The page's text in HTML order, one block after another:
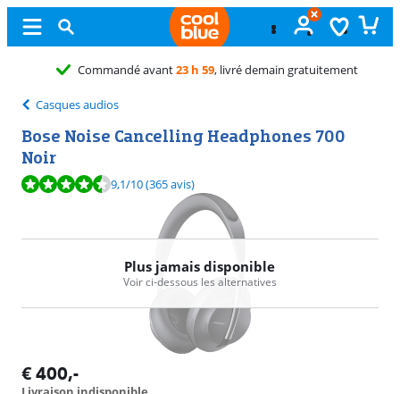
Échange
Casques audios
Bose Noise Cancelling Headphones 700
Noir
La note est de 9,1 sur 10, basée sur 365 avis.
9,1/10(365 avis)
Plus jamais disponible
Voir ci-dessous les alternatives
€ 400,-